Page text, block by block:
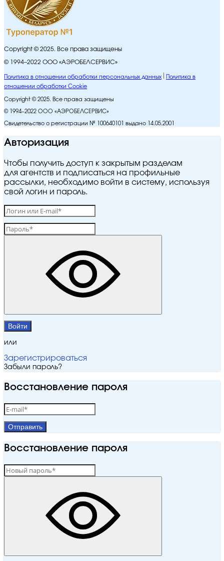
Copyright © 2025. Все права защищены
© 1994–2022 ООО «АЭРОБЕЛСЕРВИС»
Политика в отношении обработки персональных данных
Политика в
отношении обработки Cookie
Copyright © 2025. Все права защищены
© 1994–2022 ООО «АЭРОБЕЛСЕРВИС»
Свидетельство о регистрации № 100640101 выдано 14.05.2001
Авторизация
Чтобы получить доступ к закрытым разделам
для агентств и подписаться на профильные
рассылки, необходимо войти в систему, используя
свой логин и пароль.
Войти
или
Зарегистрироваться
Забыли пароль?
Восстановление пароля
Отправить
Восстановление пароля